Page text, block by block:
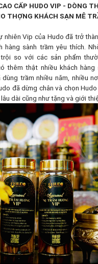
CẤP HUDO VIP - DÒNG
THỢNG KHÁCH SẠN MÊ
nhiên Vip của Hudo đã trở
hàng sành trầm yêu thích.
so với các sản phẩm
thêm thật nhiều khách
dùng trầm nhiều năm, nhiều
đã dừng chân và chọn
dài cũng như tặng và giới